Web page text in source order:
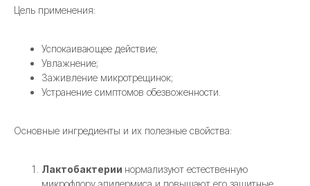
Цель применения:
Успокаивающее действие;
Увлажнение;
Заживление микротрещинок;
Устранение симптомов обезвоженности.
Основные ингредиенты и их полезные свойства:
Лактобактерии нормализуют естественную
микрофлору эпидермиса и повышают его защитные